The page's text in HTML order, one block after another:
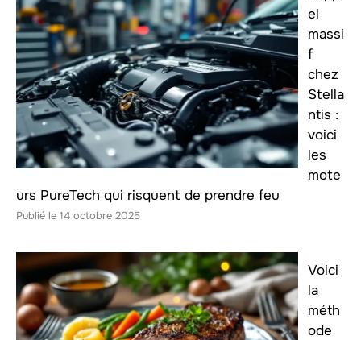
el
massi
f
chez
Stella
ntis :
voici
les
mote
urs PureTech qui risquent de prendre feu
14 octobre 2025
Voici
la
méth
ode